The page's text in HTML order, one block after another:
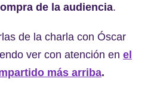
de la audiencia.
de la charla con Óscar
ver con atención en el
más arriba.